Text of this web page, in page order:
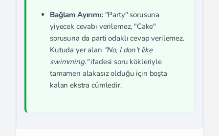
Bağlam Ayırımı: "Party" sorusuna
yiyecek cevabı verilemez, "Cake"
sorusuna da parti odaklı cevap verilemez.
Kutuda yer alan "No, I don't like
swimming."ifadesi soru kökleriyle
tamamen alakasız olduğu için boşta
kalan ekstra cümledir.